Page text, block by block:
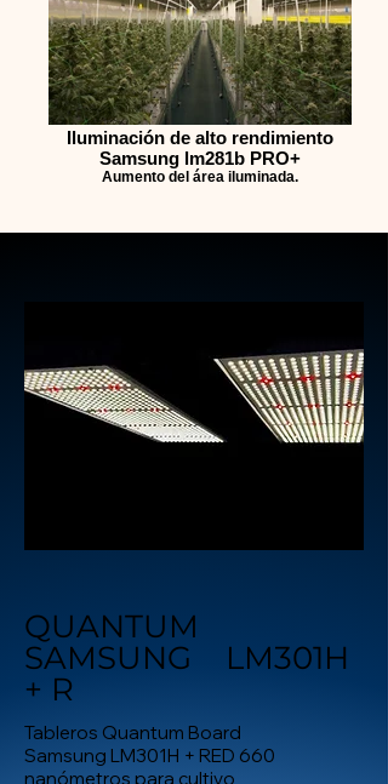
Iluminación de alto rendimiento
Samsung lm281b PRO+
Aumento del área iluminada.
QUANTUM
SAMSUNG LM301H
+ R
Tableros Quantum Board
Samsung LM301H + RED 660
nanómetros para cultivo